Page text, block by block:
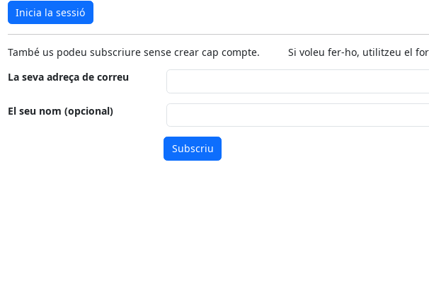
Inicia la sessió
També us podeu subscriure sense crear cap compte. Si voleu fer-ho, utilitzeu el
La seva adreça de correu
El seu nom (opcional)
Subscriu